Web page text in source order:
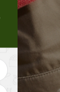
de
jardinage 28